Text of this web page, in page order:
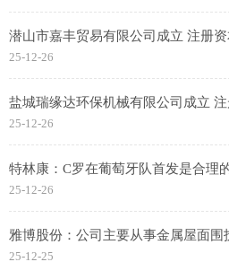
潜山市嘉丰贸易有限公司成立 注册
25-12-26
盐城瑞缘达环保机械有限公司成立
25-12-26
特林康：C罗在葡萄牙队首发是合理
25-12-26
雅博股份：公司主要从事金属屋面围
25-12-25